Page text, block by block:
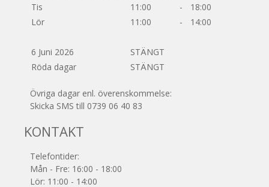
Tis
11:00 -
18:00
Lör
11:00 - 14:00
6 Juni 2026
STÄNGT
Röda dagar
STÄNGT
Övriga dagar enl. överenskommelse:
Skicka SMS till 0739 06 40 83
KONTAKT
Telefontider:
Mån - Fre: 16:00 - 18:00
Lör: 11:00 - 14:00